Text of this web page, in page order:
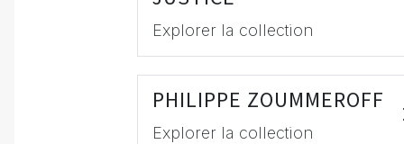
Explorer la collection
PHILIPPE ZOUMMEROFF
Explorer la collection